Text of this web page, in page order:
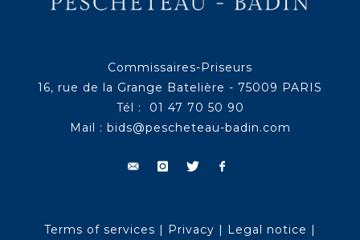
Commissaires-Priseurs
16, rue de la Grange Batelière - 75009 PARIS
Tél : 01 47 70 50 90
Mail : bids@pescheteau-badin.com
Terms of services | Privacy | Legal notice |